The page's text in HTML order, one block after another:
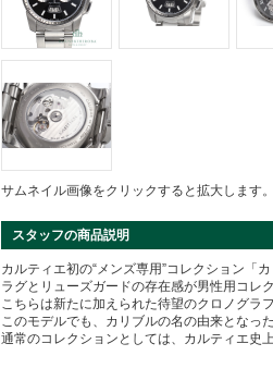
サムネイル画像をクリックすると拡大します。
スタッフの商品説明
カルティエ初の“メンズ専用”コレクション「カ
ラグとリューズガードの存在感が男性用コレ
こちらは新たに加えられた待望のクロノグラ
このモデルでも、カリブルの名の由来となっ
通常のコレクションとしては、カルティエ史